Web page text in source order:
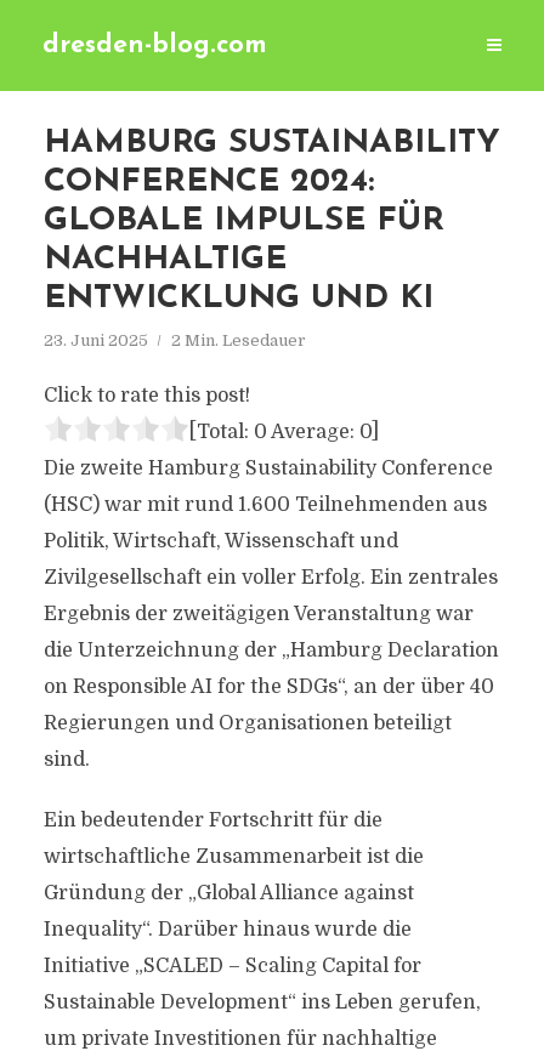
dresden-blog.com
HAMBURG SUSTAINABILITY
CONFERENCE 2024:
GLOBALE IMPULSE FÜR
NACHHALTIGE
ENTWICKLUNG UND KI
23. Juni 2025 2 Min. Lesedauer
Click to rate this post!
[Total: 0 Average: 0]
Die zweite Hamburg Sustainability Conference
(HSC) war mit rund 1.600 Teilnehmenden aus
Politik, Wirtschaft, Wissenschaft und
Zivilgesellschaft ein voller Erfolg. Ein zentrales
Ergebnis der zweitägigen Veranstaltung war
die Unterzeichnung der „Hamburg Declaration
on Responsible AI for the SDGs“, an der über 40
Regierungen und Organisationen beteiligt
sind.
Ein bedeutender Fortschritt für die
wirtschaftliche Zusammenarbeit ist die
Gründung der „Global Alliance against
Inequality“. Darüber hinaus wurde die
Initiative „SCALED – Scaling Capital for
Sustainable Development“ ins Leben gerufen,
um private Investitionen für nachhaltige